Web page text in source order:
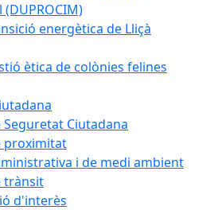
energètica de Lliçà
ètica de colònies felines
Seguretat Ciutadana
proximitat
i de medi ambient
trànsit
d'interès